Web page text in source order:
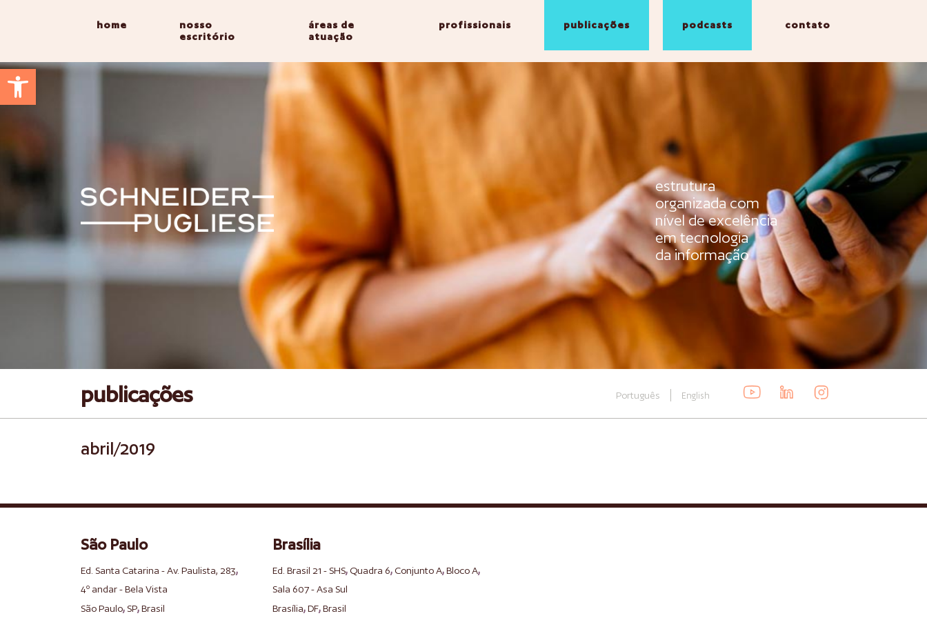
Abrir a barra de ferramentas
home
nosso
escritório
áreas de
atuação
profissionais publicações podcasts contato
estrutura
organizada com
nível de excelência
em tecnologia
da informação
publicações Português English
abril/2019
São Paulo
Ed. Santa Catarina - Av. Paulista, 283,
4º andar - Bela Vista
São Paulo, SP,Brasil
Brasília
Ed. Brasil 21 - SHS,Quadra 6,Conjunto A,Bloco A,
Sala 607 - Asa Sul
Brasília,DF,Brasil